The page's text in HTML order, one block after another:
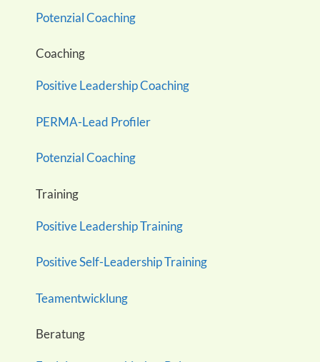
Potenzial Coaching
Coaching
Positive Leadership Coaching
PERMA-Lead Profiler
Potenzial Coaching
Training
Positive Leadership Training
Positive Self-Leadership Training
Teamentwicklung
Beratung